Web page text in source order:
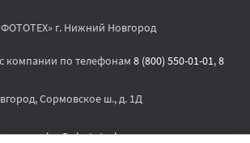
г. Нижний Новгород
компании по телефонам 8 (800) 550-01-01,8
Сормовское ш., д. 1Д
почтеsales@phototech.ru